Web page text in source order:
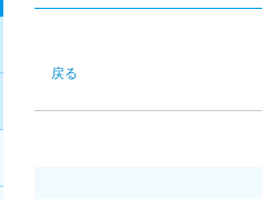
戻る